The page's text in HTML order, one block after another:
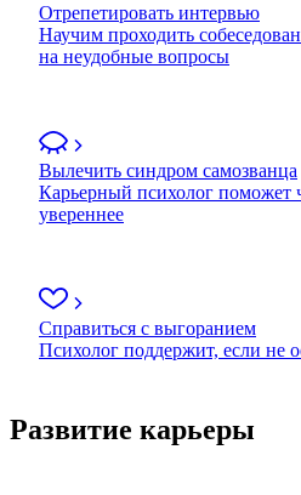
Отрепетировать интервью
Научим проходить
на неудобные вопросы
Вылечить синдром самозванца
Карьерный психолог поможет
увереннее
Справиться с выгоранием
Психолог поддержит, если не
Развитие карьеры